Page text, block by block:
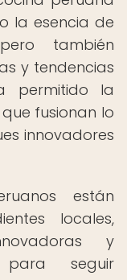
la esencia de
también
y tendencias
permitido la
fusionan lo
innovadores
están
locales,
y
para seguir